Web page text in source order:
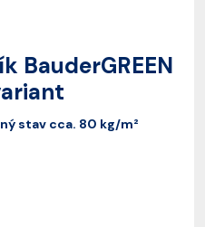
BauderGREEN
stav cca. 80 kg/m²